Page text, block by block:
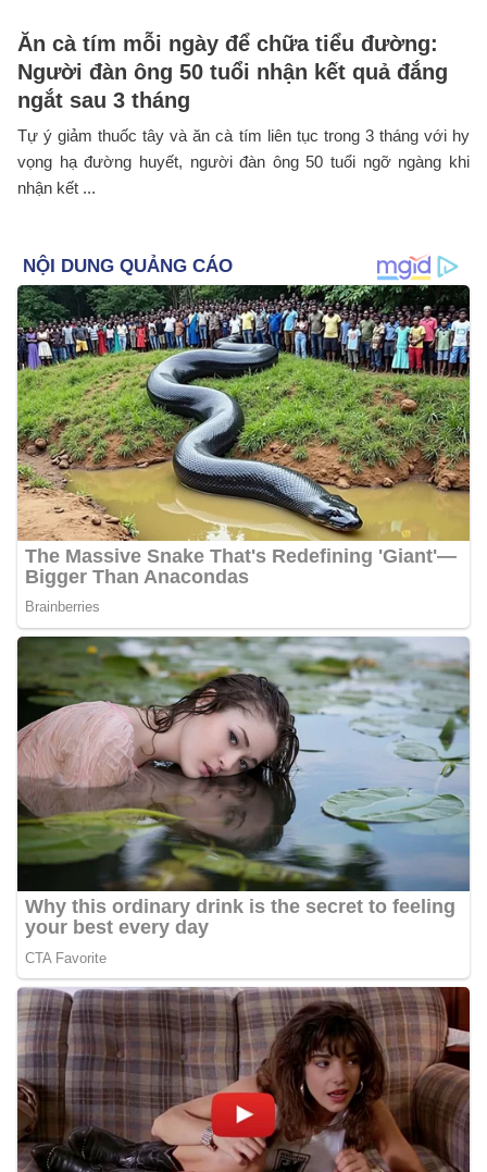
Ăn cà tím mỗi ngày để chữa tiểu đường:
Người đàn ông 50 tuổi nhận kết quả đắng
ngắt sau 3 tháng
Tự ý giảm thuốc tây và ăn cà tím liên tục trong 3 tháng với hy
vọng hạ đường huyết, người đàn ông 50 tuổi ngỡ ngàng khi
nhận kết ...